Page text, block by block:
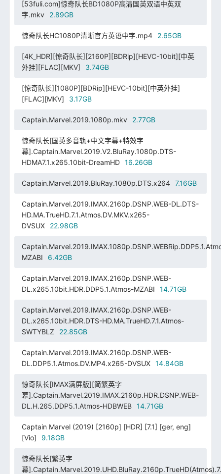
[53fuli.com]惊奇队长BD1080P高清国英双语中英双
字.mkv
2.89GB
惊奇队长HC1080P清晰官方英语中字.mp4 2.65GB
[4K_HDR][惊奇队长][2160P][BDRip][HEVC-10bit][中英
外挂][FLAC][MKV]
3.74GB
[惊奇队长][1080P][BDRip][HEVC-10bit][中英外挂]
[FLAC][MKV]
3.17GB
Captain.Marvel.2019.1080p.mkv 2.77GB
惊奇队长[国英多音轨+中文字幕+特效字
幕].Captain.Marvel.2019.V2.BluRay.1080p.DTS-
HDMA7.1.x265.10bit-DreamHD
16.26GB
Captain.Marvel.2019.BluRay.1080p.DTS.x264 7.16GB
Captain.Marvel.2019.IMAX.2160p.DSNP.WEB-DL.DTS-
HD.MA.TrueHD.7.1.Atmos.DV.MKV.x265-
DVSUX
22.98GB
MZABI
6.42GB
Captain.Marvel.2019.IMAX.2160p.DSNP.WEB-
DL.x265.10bit.HDR.DDP5.1.Atmos-MZABI
14.71GB
Captain.Marvel.2019.IMAX.2160p.DSNP.WEB-
DL.x265.10bit.HDR.DTS-HD.MA.TrueHD.7.1.Atmos-
SWTYBLZ
22.85GB
Captain.Marvel.2019.IMAX.2160p.DSNP.WEB-
DL.DDP5.1.Atmos.DV.MP4.x265-DVSUX
14.84GB
惊奇队长[IMAX满屏版][简繁英字
幕].Captain.Marvel.2019.IMAX.2160p.HDR.DSNP.WEB-
DL.H.265.DDP5.1.Atmos-HDBWEB
14.71GB
Captain Marvel (2019) [2160p] [HDR] [7.1] [ger, eng]
[Vio]
9.18GB
惊奇队长[繁英字
幕